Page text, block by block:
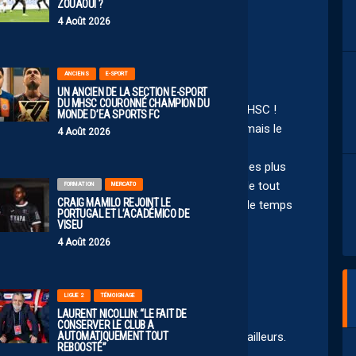
ZOUAOUI ?
4 Août 2026
ANCIENS E-SPORT
UN ANCIEN DE LA SECTION E-SPORT
DU MHSC COURONNÉ CHAMPION DU
MONDE D’EA SPORTS FC
4 Août 2026
FORMATION MERCATO
CRAIG MAMILO REJOINT LE
PORTUGAL ET L’ACADÉMICO DE
VISEU
4 Août 2026
LIGUE 2 TÉMOIGNAGE
LAURENT NICOLLIN: “LE FAIT DE
CONSERVER LE CLUB A
AUTOMATIQUEMENT TOUT
REBOOSTÉ”
ce sera 100k.
à sa ville, à son quartier, à son clan et au MHSC !
joueurs les plus talentueux formés au club mais le
de travail, d’hygiène de vie il ne fût pas
Sorti par la porte il revient quelques années plus
prestations Nîmoise. De retour auprès de tout
dans ses facilités tout en nous régalant de temps
au rang de légende du club!
même un soulagement s’il s’arrête là ou part ailleurs.